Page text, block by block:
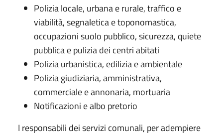
Polizia locale, urbana e rurale, traffico e
viabilità, segnaletica e toponomastica,
occupazioni suolo pubblico, sicurezza, quiete
pubblica e pulizia dei centri abitati
Polizia urbanistica, edilizia e ambientale
Polizia giudiziaria, amministrativa,
commerciale e annonaria, mortuaria
Notificazioni e albo pretorio
I responsabili dei servizi comunali, per adempiere